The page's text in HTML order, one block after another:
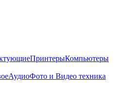
ПринтерыКомпьютеры
АудиоФото и Видео техника